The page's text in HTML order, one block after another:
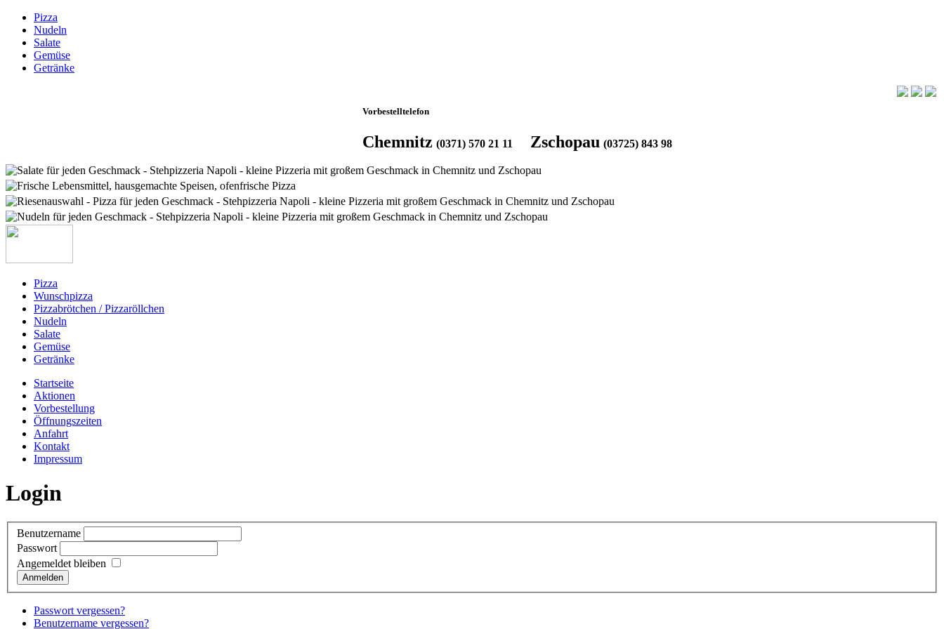
Pizza
Nudeln
Salate
Gemüse
Getränke
Vorbestelltelefon
Chemnitz (0371) 570 21 11 Zschopau (03725) 843 98
Pizza
Wunschpizza
Pizzabrötchen / Pizzaröllchen
Nudeln
Salate
Gemüse
Getränke
Startseite
Aktionen
Vorbestellung
Öffnungszeiten
Anfahrt
Kontakt
Impressum
Login
Benutzername
Passwort
Angemeldet bleiben
Anmelden
Passwort vergessen?
Benutzername vergessen?